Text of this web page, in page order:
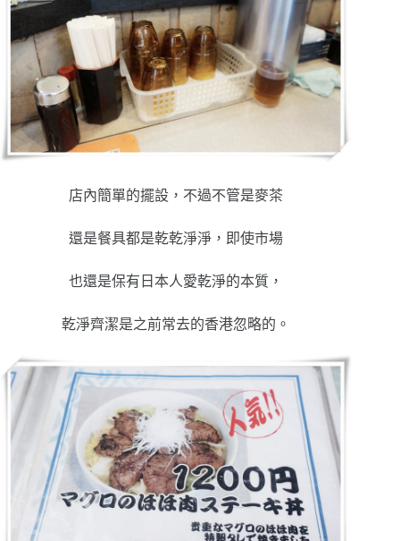
店內簡單的擺設，不過不管是麥茶
還是餐具都是乾乾淨淨，即使市場
也還是保有日本人愛乾淨的本質，
乾淨齊潔是之前常去的香港忽略的。